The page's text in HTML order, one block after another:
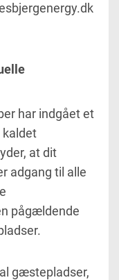
har indgået et
kaldet
at dit
adgang til alle
pågældende
gæstepladser,